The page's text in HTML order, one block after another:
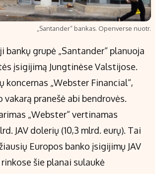
„Santander“ bankas. Openverse nuotr.
bankų grupė „Santander“ planuoja
įsigijimą Jungtinėse Valstijose.
koncernas „Webster Financial“,
pranešė abi bendrovės.
„Webster“ vertinamas
JAV dolerių (10,3 mlrd. eurų). Tai
Europos banko įsigijimų JAV
šie planai sulaukė